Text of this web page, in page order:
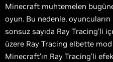
Minecraft muhtemelen
oyun. Bu nedenle,
sonsuz sayıda Ray Tracing'li
üzere Ray Tracing elbette
Minecraft’ın Ray Tracing'li